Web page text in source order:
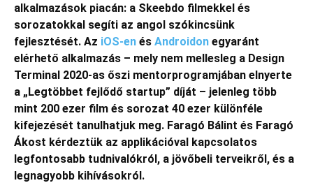
alkalmazások piacán: a Skeebdo filmekkel és
sorozatokkal segíti az angol szókincsünk
fejlesztését. Az iOS-en és Androidon egyaránt
elérhető alkalmazás – mely nem mellesleg a Design
Terminal 2020-as őszi mentorprogramjában elnyerte
a „Legtöbbet fejlődő startup” díját – jelenleg több
mint 200 ezer film és sorozat 40 ezer különféle
kifejezését tanulhatjuk meg. Faragó Bálint és Faragó
Ákost kérdeztük az applikációval kapcsolatos
legfontosabb tudnivalókról, a jövőbeli terveikről, és a
legnagyobb kihívásokról.